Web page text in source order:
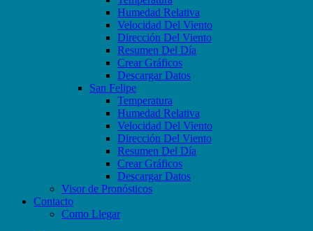
Humedad Relativa
Velocidad Del Viento
Dirección Del Viento
Resumen Del Día
Crear Gráficos
Descargar Datos
San Felipe
Temperatura
Humedad Relativa
Velocidad Del Viento
Dirección Del Viento
Resumen Del Día
Crear Gráficos
Descargar Datos
Visor de Pronósticos
Contacto
Como Llegar